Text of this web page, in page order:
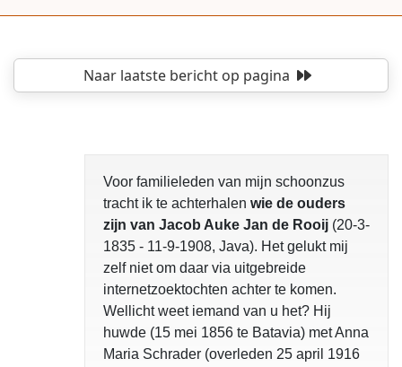
Naar laatste berichtop pagina
Voor familieleden van mijn schoonzus
tracht ik te achterhalen wie de ouders
zijn van Jacob Auke Jan de Rooij (20-3-
1835 - 11-9-1908, Java). Het gelukt mij
zelf niet om daar via uitgebreide
internetzoektochten achter te komen.
Wellicht weet iemand van u het? Hij
huwde (15 mei 1856 te Batavia) met Anna
Maria Schrader (overleden 25 april 1916